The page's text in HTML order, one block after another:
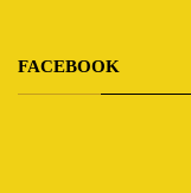
FACEBOOK